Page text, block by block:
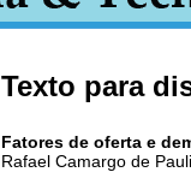
Texto para
Fatores de oferta e
Rafael Camargo de